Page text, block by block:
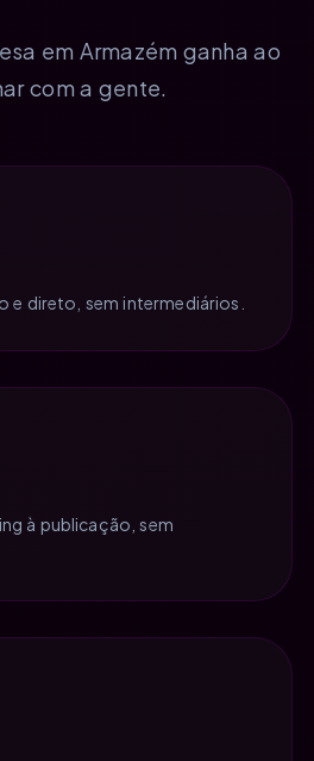
em Armazém ganha ao
com a gente.
direto, sem intermediários.
à publicação, sem